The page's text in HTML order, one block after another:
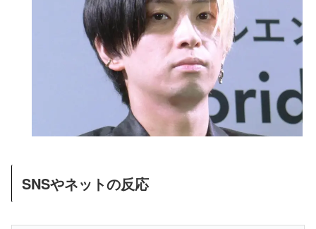
SNSやネットの反応